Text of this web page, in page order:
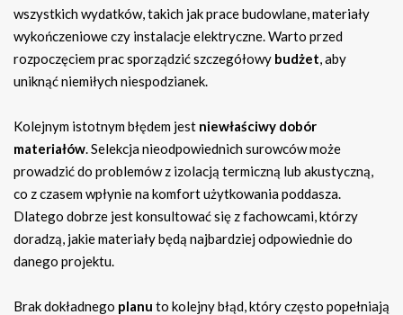
wszystkich wydatków, takich jak prace budowlane, materiały
wykończeniowe czy instalacje elektryczne. Warto przed
rozpoczęciem prac sporządzić szczegółowy budżet, aby
uniknąć niemiłych niespodzianek.
Kolejnym istotnym błędem jest niewłaściwy dobór
materiałów. Selekcja nieodpowiednich surowców może
prowadzić do problemów z izolacją termiczną lub akustyczną,
co z czasem wpłynie na komfort użytkowania poddasza.
Dlatego dobrze jest konsultować się z fachowcami, którzy
doradzą, jakie materiały będą najbardziej odpowiednie do
danego projektu.
Brak dokładnego planu to kolejny błąd, który często popełniają